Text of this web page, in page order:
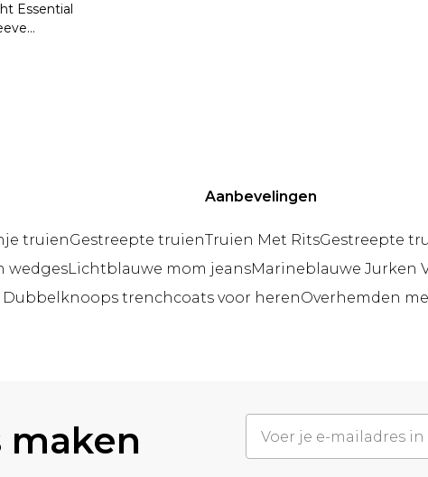
Essential
Aanbevelingen
truienGestreepte truienTruien Met RitsGestreepte
wedgesLichtblauwe mom jeansMarineblauwe Jurken
Dubbelknoops trenchcoats voor herenOverhemden
maken